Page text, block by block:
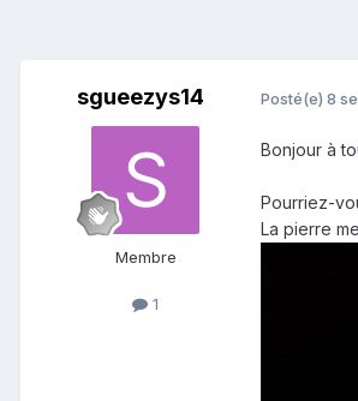
sgueezys14
Membre
1
Posté(e) 8
Bonjour à
Pourriez-
La pierre